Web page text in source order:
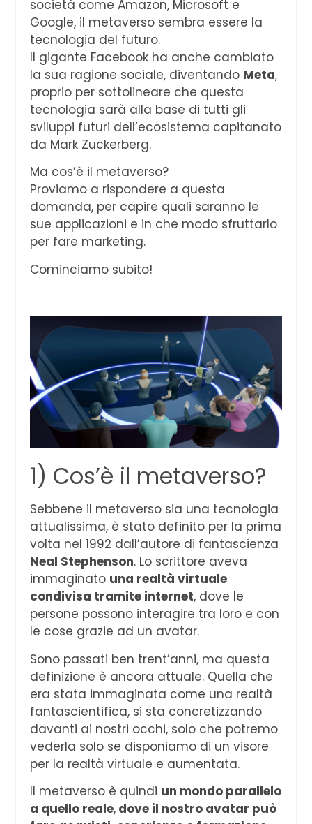
società come Amazon, Microsoft e
Google, il metaverso sembra essere la
tecnologia del futuro.
Il gigante Facebook ha anche cambiato
la sua ragione sociale, diventando Meta,
proprio per sottolineare che questa
tecnologia sarà alla base di tutti gli
sviluppi futuri dell’ecosistema capitanato
da Mark Zuckerberg.
Ma cos’è il metaverso?
Proviamo a rispondere a questa
domanda, per capire quali saranno le
sue applicazioni e in che modo sfruttarlo
per fare marketing.
Cominciamo subito!
1) Cos’è il metaverso?
Sebbene il metaverso sia una tecnologia
attualissima, è stato definito per la prima
volta nel 1992 dall’autore di fantascienza
Neal Stephenson. Lo scrittore aveva
immaginato una realtà virtuale
condivisa tramite internet, dove le
persone possono interagire tra loro e con
le cose grazie ad un avatar.
Sono passati ben trent’anni, ma questa
definizione è ancora attuale. Quella che
era stata immaginata come una realtà
fantascientifica, si sta concretizzando
davanti ai nostri occhi, solo che potremo
vederla solo se disponiamo di un visore
per la realtà virtuale e aumentata.
Il metaverso è quindi un mondo parallelo
a quello reale, dove il nostro avatar può